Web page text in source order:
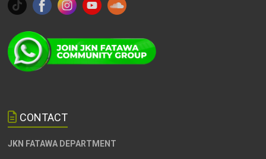
CONTACT
JKN FATAWA DEPARTMENT